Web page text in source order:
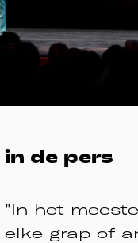
in de pers
"In het
elke grap of